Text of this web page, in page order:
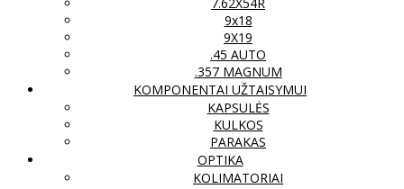
9x18
9X19
.45 AUTO
.357 MAGNUM
KOMPONENTAI UŽTAISYMUI
KAPSULĖS
KULKOS
PARAKAS
OPTIKA
KOLIMATORIAI